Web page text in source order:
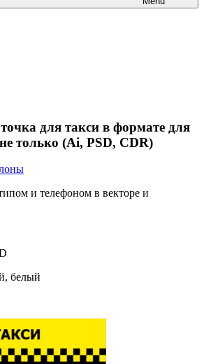
для такси в формате для
только (Ai, PSD, CDR)
и телефоном в векторе и
белый